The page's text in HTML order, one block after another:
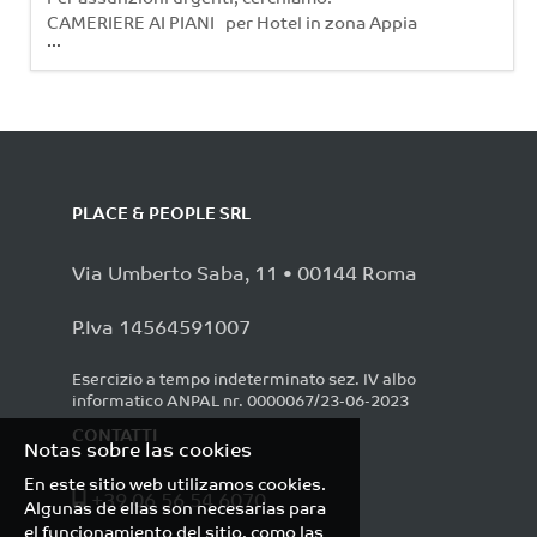
CAMERIERE AI PIANI per Hotel in zona Appia
e Ardeatina (Roma). Requisiti: - Esperienza
pregressa nella mansione e conoscenza delle
...
PLACE & PEOPLE SRL
Via Umberto Saba, 11 • 00144 Roma
P.Iva 14564591007
Esercizio a tempo indeterminato sez. IV albo
informatico ANPAL nr. 0000067/23-06-2023
CONTATTI
+39 06 56 54 6070
Notas sobre las cookies
En este sitio web utilizamos cookies.
Algunas de ellas son necesarias para